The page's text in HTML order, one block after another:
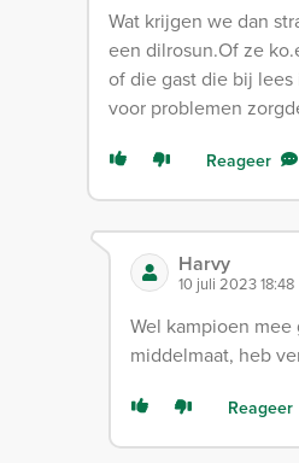
Wat krijgen we dan
een dilrosun.Of ze
of die gast die bij
voor problemen
Reageer
Harvy
10 juli 2023 18:48
Wel kampioen
middelmaat, heb
Reageer